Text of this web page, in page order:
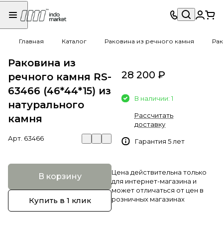
Главная Каталог Раковина из речного камня
Раковина из
речного камня RS-
63466 (46*44*15) из
натурального
камня
Арт. 63466
В корзину
Купить в 1 клик
28 200 ₽
В наличии: 1
Рассчитать
доставку
Гарантия 5 лет
Цена действительна только
для интернет-магазина и
может отличаться от цен в
розничных магазинах